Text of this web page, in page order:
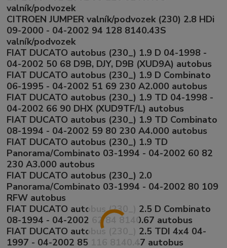
valník/podvozek
CITROEN JUMPER valník/podvozek (230) 2.8 HDi
09-2000 - 04-2002 94 128 8140.43S
valník/podvozek
FIAT DUCATO autobus (230_) 1.9 D 04-1998 -
04-2002 50 68 D9B, DJY, D9B (XUD9A) autobus
FIAT DUCATO autobus (230_) 1.9 D Combinato
06-1995 - 04-2002 51 69 230 A2.000 autobus
FIAT DUCATO autobus (230_) 1.9 TD 04-1998 -
04-2002 66 90 DHX (XUD9TF/L) autobus
FIAT DUCATO autobus (230_) 1.9 TD Combinato
08-1994 - 04-2002 59 80 230 A4.000 autobus
FIAT DUCATO autobus (230_) 1.9 TD
Panorama/Combinato 03-1994 - 04-2002 60 82
230 A3.000 autobus
FIAT DUCATO autobus (230_) 2.0
Panorama/Combinato 03-1994 - 04-2002 80 109
RFW autobus
FIAT DUCATO autobus (230_) 2.5 D Combinato
08-1994 - 04-2002 62 84 8140.67 autobus
FIAT DUCATO autobus (230_) 2.5 TDI 4x4 04-
1997 - 04-2002 85 116 8140.47 autobus